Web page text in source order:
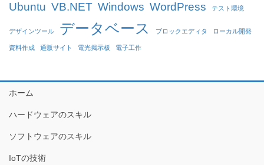
Ubuntu VB.NET Windows WordPress テスト環境
デザインツール データベース ブロックエディタ ローカル開発
資料作成 通販サイト 電光掲示板 電子工作
ホーム
ハードウェアのスキル
ソフトウェアのスキル
IoTの技術